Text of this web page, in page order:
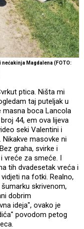
Magdalena (FOTO:
ptica. Ništa mi
taj puteljak u
masna boca Lancola
44, em ova lijeva
seki Valentini i
Nikakve masovke ni
graha, svirke i
vreće za smeće. I
tih dvadesetak vreća i
na fotki. Realno,
skrivenom,
dobrim
ideja", ovako je
povodom petog